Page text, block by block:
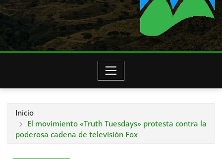
Inicio
El movimiento «Truth Tuesdays» protesta contra la
poderosa cadena de televisión Fox